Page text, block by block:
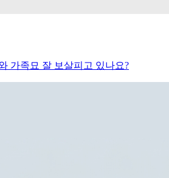
가족묘 잘 보살피고 있나요?